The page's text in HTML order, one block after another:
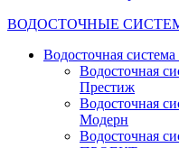
ВОДОСТОЧНЫЕ
Водосточная
Водосточная
Престиж
Водосточная
Модерн
Водосточная